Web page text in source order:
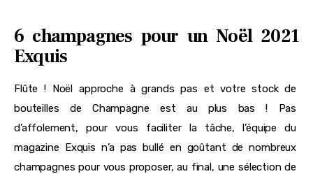
6 champagnes pour un Noël 2021
Exquis
Flûte ! Noël approche à grands pas et votre stock de
bouteilles de Champagne est au plus bas ! Pas
d’affolement, pour vous faciliter la tâche, l’équipe du
magazine Exquis n’a pas bullé en goûtant de nombreux
champagnes pour vous proposer, au final, une sélection de